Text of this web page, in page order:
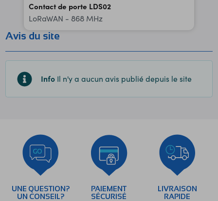
Contact de porte LDS02
LoRaWAN - 868 MHz
Avis du site
Info Il n'y a aucun avis publié depuis le site
UNE QUESTION?
UN CONSEIL?
PAIEMENT
SÉCURISÉ
LIVRAISON
RAPIDE